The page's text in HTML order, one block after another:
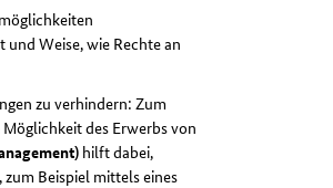
Weise, wie Rechte an
zu verhindern: Zum
des Erwerbs von
hilft dabei,
Beispiel mittels eines